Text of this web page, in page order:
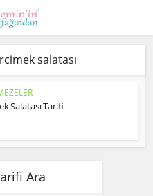
salatası
Salatası Tarifi
Ara